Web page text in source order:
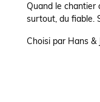
Quand le chantier
surtout, du fiable.
Choisi par Hans